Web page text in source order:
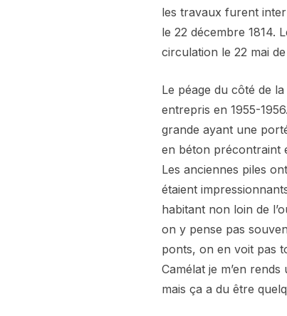
les travaux furent
le 22 décembre 1814.
circulation le 22 mai
Le péage du côté de
entrepris en 1955-
grande ayant une
en béton précontraint
Les anciennes piles
étaient
habitant non loin de
on y pense pas
ponts, on en voit pas
Camélat je m’en
mais ça a du être